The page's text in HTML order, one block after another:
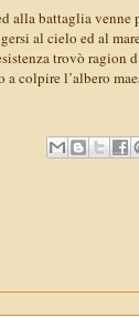
alla battaglia venne
al cielo ed al
trovò ragion
colpire l’albero